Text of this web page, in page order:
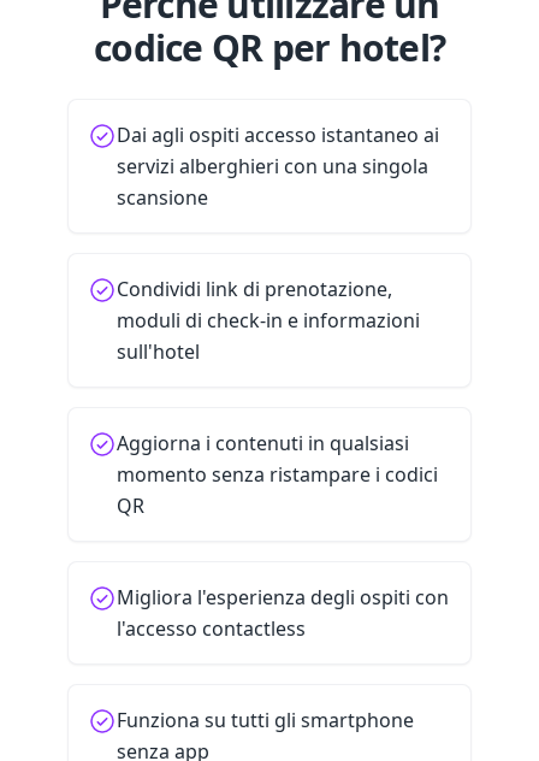
codice QR per hotel?
Dai agli ospiti accesso istantaneo ai
servizi alberghieri con una singola
scansione
Condividi link di prenotazione,
moduli di check-in e informazioni
sull'hotel
Aggiorna i contenuti in qualsiasi
momento senza ristampare i codici
QR
Migliora l'esperienza degli ospiti con
l'accesso contactless
Funziona su tutti gli smartphone
senza app